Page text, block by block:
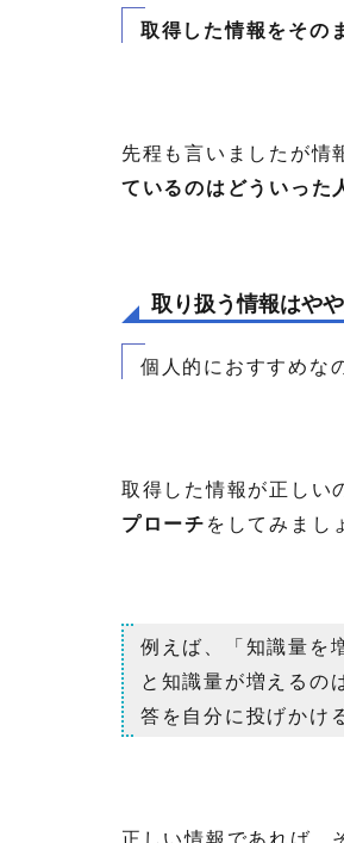
取得した情報をその
先程も言いましたが情
ているのはどういった
取り扱う情報はや
個人的におすすめな
取得した情報が正しい
プローチ をしてみまし
例えば、「知識量を
と知識量が増えるの
答を自分に投げかけ
正しい情報であれば、